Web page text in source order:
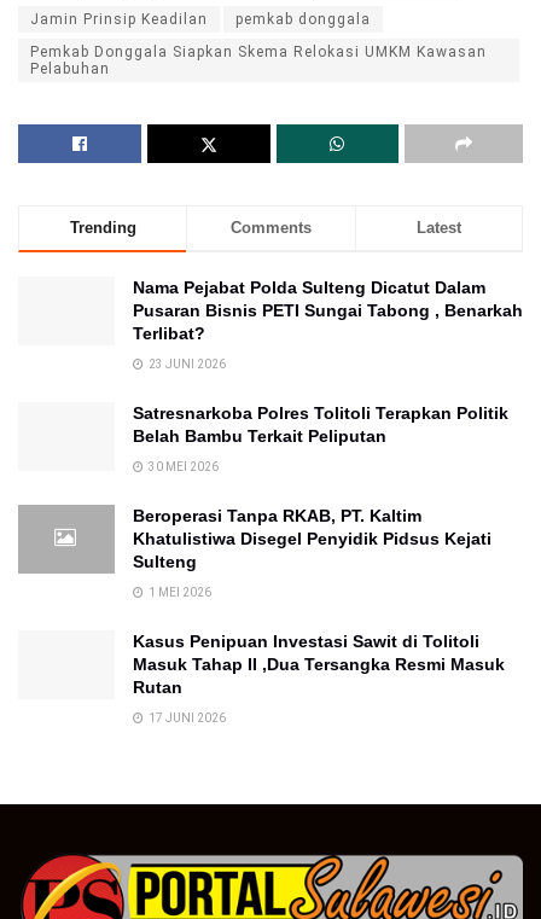
Jamin Prinsip Keadilan
pemkab donggala
Pemkab Donggala Siapkan Skema Relokasi UMKM Kawasan
Pelabuhan
Trending Comments Latest
Nama Pejabat Polda Sulteng Dicatut Dalam
Pusaran Bisnis PETI Sungai Tabong , Benarkah
Terlibat?
23 JUNI 2026
Satresnarkoba Polres Tolitoli Terapkan Politik
Belah Bambu Terkait Peliputan
30 MEI 2026
Beroperasi Tanpa RKAB, PT. Kaltim
Khatulistiwa Disegel Penyidik Pidsus Kejati
Sulteng
1 MEI 2026
Kasus Penipuan Investasi Sawit di Tolitoli
Masuk Tahap II ,Dua Tersangka Resmi Masuk
Rutan
17 JUNI 2026